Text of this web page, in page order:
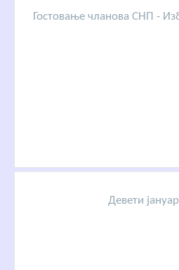
Гостовање чланова СНП -
Девети